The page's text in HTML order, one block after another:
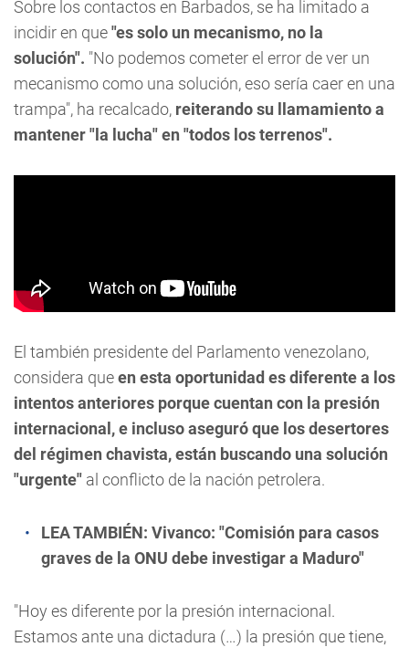
Sobre los contactos en Barbados, se ha limitado a
incidir en que"es solo un mecanismo, no la
solución". "No podemos cometer el error de ver un
mecanismo como una solución, eso sería caer en una
trampa", ha recalcado, reiterando su llamamiento a
mantener "la lucha" en "todos los terrenos".
El también presidente del Parlamento venezolano,
considera queen esta oportunidad es diferente a los
intentos anteriores porque cuentan con la presión
internacional, e incluso aseguró que los desertores
del régimen chavista, están buscando una solución
"urgente" al conflicto de la nación petrolera.
LEA TAMBIÉN: Vivanco: "Comisión para casos
graves de la ONU debe investigar a Maduro"
"Hoy es diferente por la presión internacional.
Estamos ante una dictadura (…) la presión que tiene,